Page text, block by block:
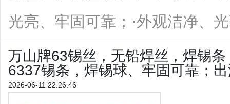
光亮、牢固可靠；·外观洁净、
万山牌63锡丝，无铅焊丝，焊锡
6337锡条，焊锡球、牢固可靠；
2026-06-11 22:26:46